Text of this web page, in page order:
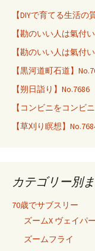
【DIYで育てる生活の
【勘のいい人は氣付
【勘のいい人は氣付
【黒河道町石道】
【朔日詣り】No.7686
【コンビニをコンビ
【草刈り瞑想】
カテゴリー別
70歳でサブスリー
ズームX ヴェイパ
ズームフライ